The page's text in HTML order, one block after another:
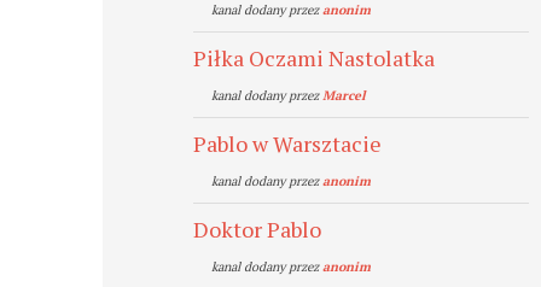
kanal dodany przezanonim
Piłka Oczami Nastolatka
kanal dodany przezMarcel
Pablo w Warsztacie
kanal dodany przezanonim
Doktor Pablo
kanal dodany przezanonim